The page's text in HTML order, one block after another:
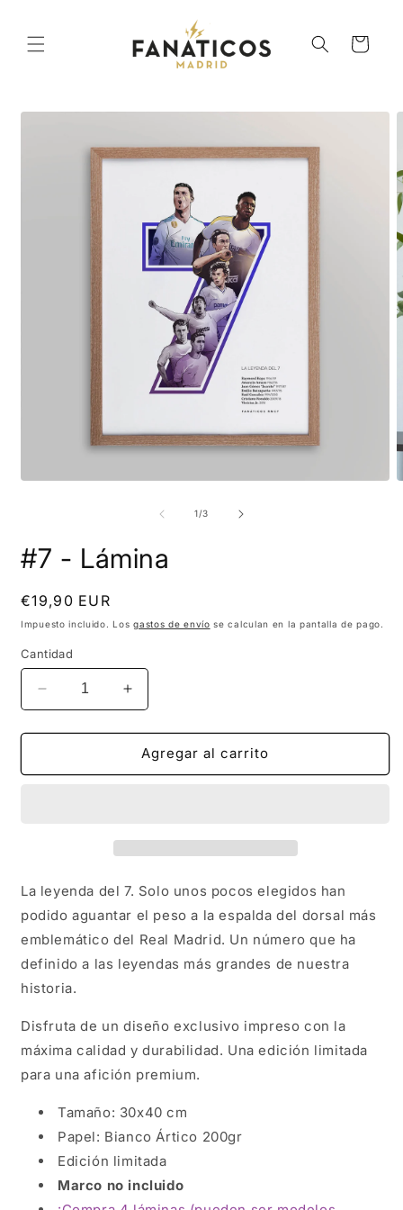
al contenido
Carrito
directamente
información
del producto
1/de
3
#7 - Lámina
Precio
habitual
€19,90 EUR
Impuesto incluido. Losgastos de envío se calculan en la pantalla de pago.
Cantidad
Reducir
cantidad
para
-
Aumentar
cantidad
para
#7
-
Agregar al carrito
La leyenda del 7. Solo unos pocos elegidos han
podido aguantar el peso a la espalda del dorsal más
emblemático del Real Madrid. Un número que ha
definido a las leyendas más grandes de nuestra
historia.
Disfruta de un diseño exclusivo impreso con la
máxima calidad y durabilidad. Una edición limitada
para una afición premium.
Tamaño: 30x40 cm
Papel: Bianco Ártico 200gr
Edición limitada
Marco no incluido